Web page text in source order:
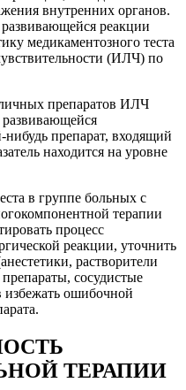
внутренних органов.
реакции
медикаментозного теста
(ИЛЧ) по
препаратов ИЛЧ
развивающейся
нибудь препарат, входящий
находится на уровне
в группе больных с
терапии
процесс
реакции, уточнить
растворители
сосудистые
избежать ошибочной
ТЕРАПИИ